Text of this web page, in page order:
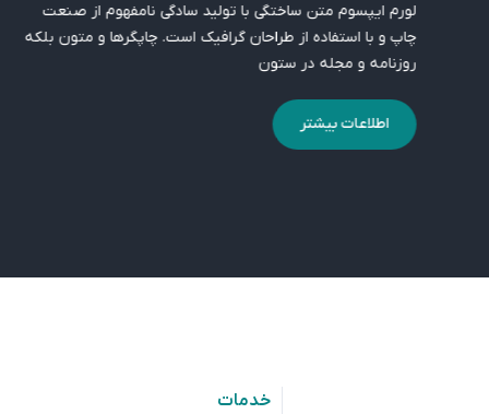
لورم ایپسوم متن ساختگی با تولید سادگی نامفهوم از صنعت
چاپ و با استفاده از طراحان گرافیک است. چاپگرها و متون بلکه
روزنامه و مجله در ستون
اطلاعات بیشتر
خدمات